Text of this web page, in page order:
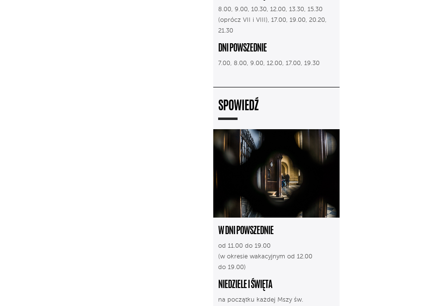
8.00, 9.00, 10.30, 12.00, 13.30, 15.30
(oprócz VII i VIII), 17.00, 19.00, 20.20,
21.30
DNI POWSZEDNIE
7.00, 8.00, 9.00, 12.00, 17.00, 19.30
SPOWIEDŹ
W DNI POWSZEDNIE
od 11.00 do 19.00
(w okresie wakacyjnym od 12.00
do 19.00)
NIEDZIELE I ŚWIĘTA
na początku każdej Mszy św.